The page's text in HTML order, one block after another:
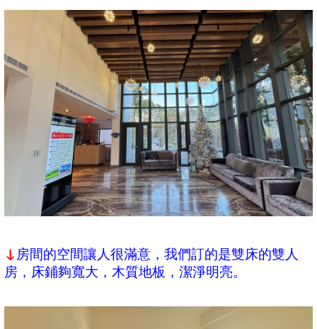
↓ 房間的空間讓人很滿意，我們訂的是雙床的雙人
房，床鋪夠寬大，木質地板，潔淨明亮。